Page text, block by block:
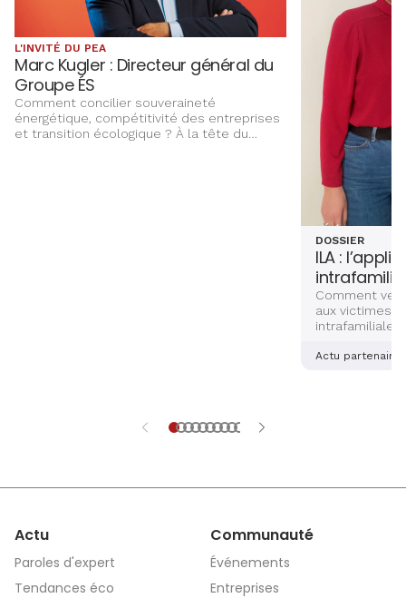
L'INVITÉ DU PEA
Marc Kugler : Directeur général du
Groupe ÉS
Comment concilier souveraineté
énergétique, compétitivité des entreprises
et transition écologique ? À la tête du
DOSSIER
ILA :
Comment
aux victimes
alsaciennes
Actu partenaire
Actu
Paroles d'expert
Tendances éco
Communauté
Événements
Entreprises